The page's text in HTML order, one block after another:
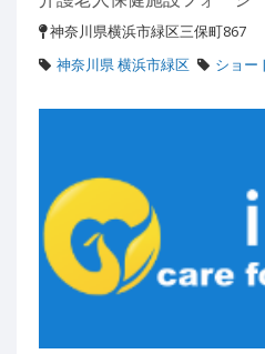
神奈川県横浜市緑区三保町867
神奈川県 横浜市緑区
ショー